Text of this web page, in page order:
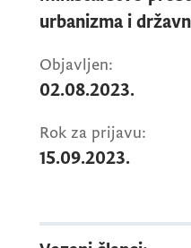
Rok za dostavljanje
2023. godine do
urbanizma i
Objavljen:
02.08.2023.
Rok za prijavu:
15.09.2023.